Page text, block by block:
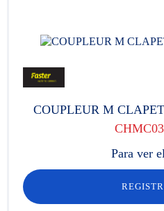
COUPLEUR M
Para ver